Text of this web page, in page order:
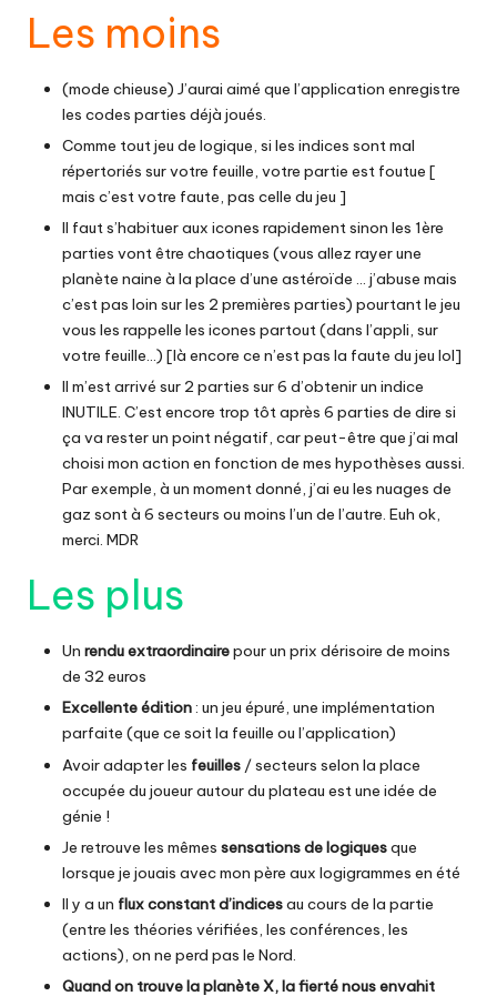
Les moins
(mode chieuse) J’aurai aimé que l’application enregistre
les codes parties déjà joués.
Comme tout jeu de logique, si les indices sont mal
répertoriés sur votre feuille, votre partie est foutue [
mais c’est votre faute, pas celle du jeu ]
Il faut s’habituer aux icones rapidement sinon les 1ère
parties vont être chaotiques (vous allez rayer une
planète naine à la place d’une astéroïde … j’abuse mais
c’est pas loin sur les 2 premières parties) pourtant le jeu
vous les rappelle les icones partout (dans l’appli, sur
votre feuille…) [là encore ce n’est pas la faute du jeu lol]
Il m’est arrivé sur 2 parties sur 6 d’obtenir un indice
INUTILE. C’est encore trop tôt après 6 parties de dire si
ça va rester un point négatif, car peut-être que j’ai mal
choisi mon action en fonction de mes hypothèses aussi.
Par exemple, à un moment donné, j’ai eu les nuages de
gaz sont à 6 secteurs ou moins l’un de l’autre. Euh ok,
merci. MDR
Les plus
Un rendu extraordinairepour un prix dérisoire de moins
de 32 euros
Excellente édition: un jeu épuré, une implémentation
parfaite (que ce soit la feuille ou l’application)
Avoir adapter les feuilles / secteurs selon la place
occupée du joueur autour du plateau est une idée de
génie !
Je retrouve les mêmes sensations de logiquesque
lorsque je jouais avec mon père aux logigrammes en été
Il y a un flux constant d’indicesau cours de la partie
(entre les théories vérifiées, les conférences, les
actions), on ne perd pas le Nord.
Quand on trouve la planète X, la fierté nous envahit